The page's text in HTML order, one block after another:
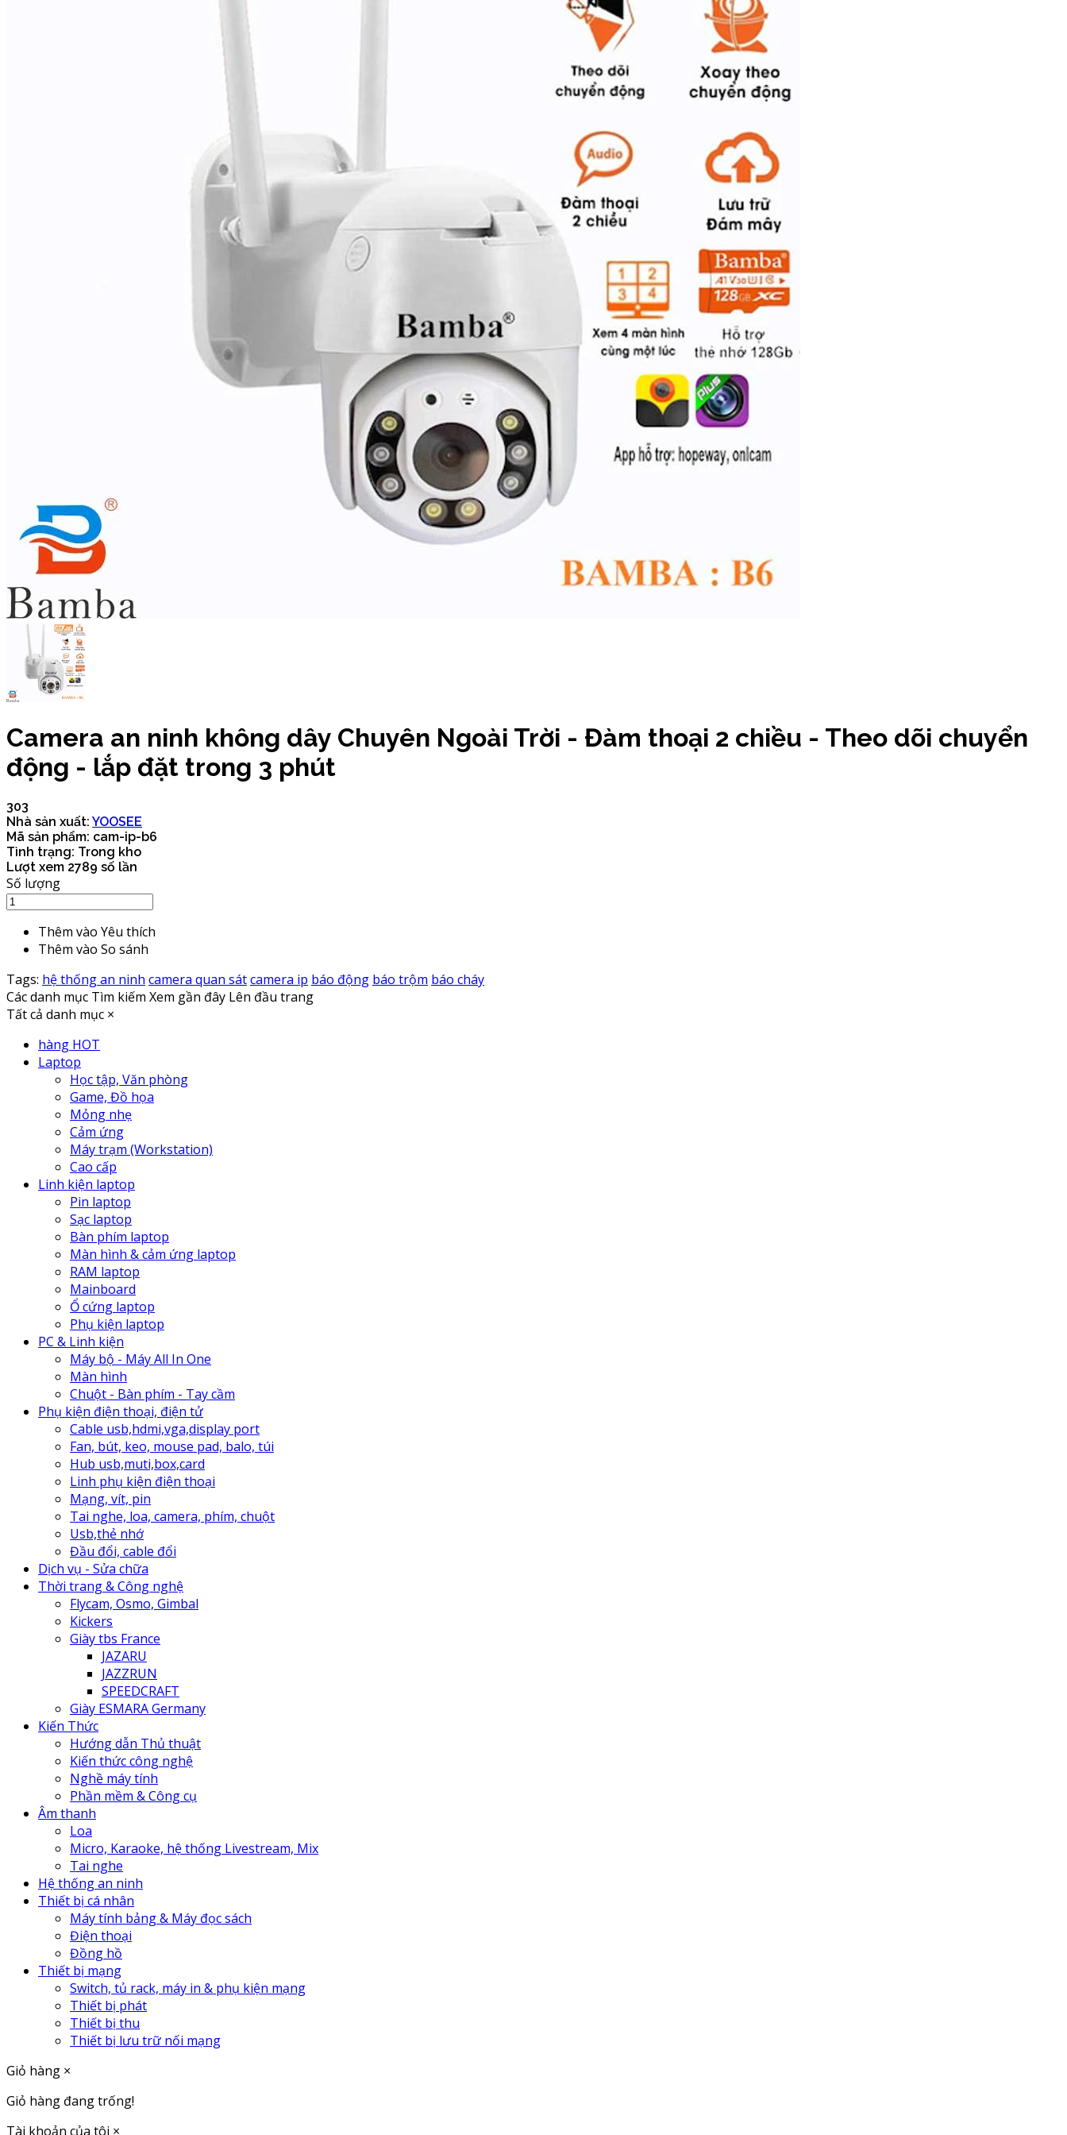
Camera an ninh không dây Chuyên Ngoài Trời - Đàm thoại 2 chiều - Theo dõi chuyển
động - lắp đặt trong 3 phút
303
Nhà sản xuất: YOOSEE
Mã sản phẩm: cam-ip-b6
Tình trạng: Trong kho
Lượt xem 2789 số lần
Số lượng
Thêm vào Yêu thích
Thêm vào So sánh
Tags: hệ thống an ninh camera quan sátcamera ip báo động báo trộm báo cháy
Các danh mục Tìm kiếm Xem gần đây Lên đầu trang
Tất cả danh mục ×
hàng HOT
Laptop
Học tập, Văn phòng
Game, Đồ họa
Mỏng nhẹ
Cảm ứng
Máy trạm (Workstation)
Cao cấp
Linh kiện laptop
Pin laptop
Sạc laptop
Bàn phím laptop
Màn hình & cảm ứng laptop
RAM laptop
Mainboard
Ổ cứng laptop
Phụ kiện laptop
PC & Linh kiện
Máy bộ - Máy All In One
Màn hình
Chuột - Bàn phím - Tay cầm
Phụ kiện điện thoại, điện tử
Cable usb,hdmi,vga,display port
Fan, bút, keo, mouse pad, balo, túi
Hub usb,muti,box,card
Linh phụ kiện điện thoại
Mạng, vít, pin
Tai nghe, loa, camera, phím, chuột
Usb,thẻ nhớ
Đầu đổi, cable đổi
Dịch vụ - Sửa chữa
Thời trang & Công nghệ
Flycam, Osmo, Gimbal
Kickers
Giày tbs France
JAZARU
JAZZRUN
SPEEDCRAFT
Giày ESMARA Germany
Kiến Thức
Hướng dẫn Thủ thuật
Kiến thức công nghệ
Nghề máy tính
Phần mềm & Công cụ
Âm thanh
Loa
Micro, Karaoke, hệ thống Livestream, Mix
Tai nghe
Hệ thống an ninh
Thiết bị cá nhân
Máy tính bảng & Máy đọc sách
Điện thoại
Đồng hồ
Thiết bị mạng
Switch, tủ rack, máy in & phụ kiện mạng
Thiết bị phát
Thiết bị thu
Thiết bị lưu trữ nối mạng
Giỏ hàng ×
Giỏ hàng đang trống!
Tài khoản của tôi ×